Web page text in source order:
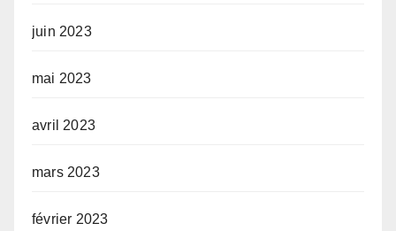
juin 2023
mai 2023
avril 2023
mars 2023
février 2023